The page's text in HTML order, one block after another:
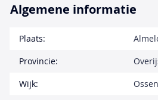
Algemene informatie
Plaats:
Provincie:
Wijk: